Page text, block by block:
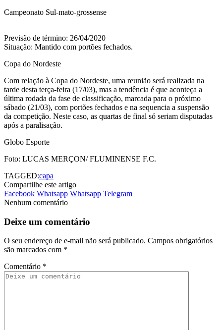
Campeonato Sul-mato-grossense
Previsão de término: 26/04/2020
Situação: Mantido com portões fechados.
Copa do Nordeste
Com relação à Copa do Nordeste, uma reunião será realizada na
tarde desta terça-feira (17/03), mas a tendência é que aconteça a
última rodada da fase de classificação, marcada para o próximo
sábado (21/03), com portões fechados e na sequencia a suspensão
da competição. Neste caso, as quartas de final só seriam disputadas
após a paralisação.
Globo Esporte
Foto: LUCAS MERÇON/ FLUMINENSE F.C.
TAGGED:capa
Compartilhe este artigo
Facebook Whatsapp Whatsapp Telegram
Nenhum comentário
Deixe um comentário
O seu endereço de e-mail não será publicado. Campos obrigatórios
são marcados com *
Comentário *